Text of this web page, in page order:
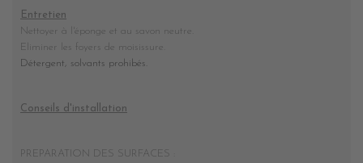
Entretien
Nettoyer à l'éponge et au savon neutre.
Eliminer les foyers de moisissure
Détergent, solvants prohibés.
Conseils d'installation
PREPARATION DES SURFACES :